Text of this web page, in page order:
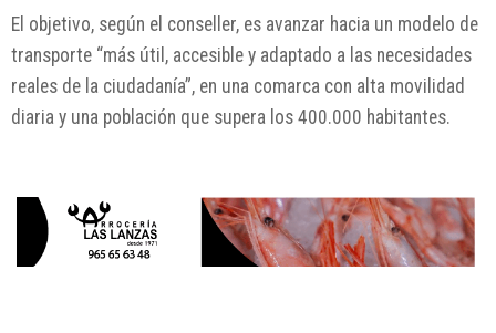
El objetivo, según el conseller, es avanzar hacia un modelo de
transporte “más útil, accesible y adaptado a las necesidades
reales de la ciudadanía”, en una comarca con alta movilidad
diaria y una población que supera los 400.000 habitantes.